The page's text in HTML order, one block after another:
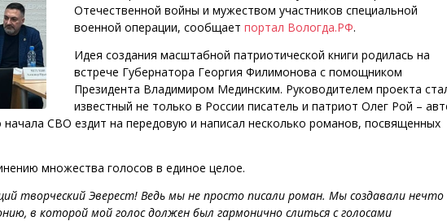
Отечественной войны и мужеством участников специальной
военной операции, сообщает портал Вологда.РФ.
Идея создания масштабной патриотической книги родилась на
встрече Губернатора Георгия Филимонова с помощником
Президента Владимиром Мединским. Руководителем проекта
известный не только в России писатель и патриот Олег Рой –
начала СВО ездит на передовую и написал несколько романов, посвященных
множества голосов в единое целое.
творческий Эверест! Ведь мы не просто писали роман. Мы создавали нечто
в которой мой голос должен был гармонично слиться с голосами